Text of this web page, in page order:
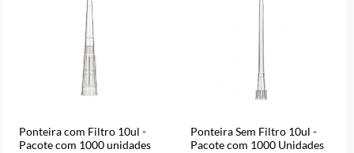
Ponteira com Filtro 10ul -
Pacote com 1000 unidades
Ponteira Sem Filtro 10ul -
Pacote com 1000 Unidades